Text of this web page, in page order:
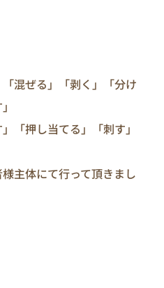
混ぜる」「剥く」「分け
「押し当てる」「刺す」
主体にて行って頂きまし